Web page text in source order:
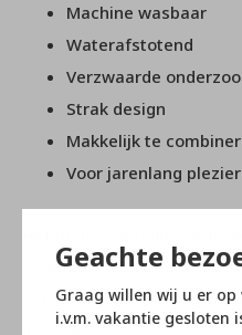
Geachte
Graag willen wij u er
i.v.m. vakantie gesloten
Machine wasbaar
Waterafstotend
Verzwaarde
Strak design
Makkelijk te
Voor jarenlang plezier
badmatten.nl heeftdiverse
in het assortiment om het